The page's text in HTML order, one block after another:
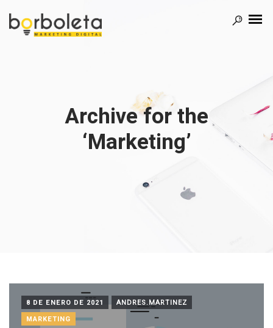
Archive for the
‘Marketing’
8 DE ENERO DE 2021 ANDRES.MARTINEZ
MARKETING